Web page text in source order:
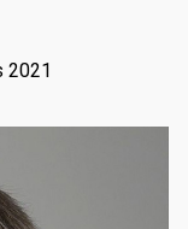
2021